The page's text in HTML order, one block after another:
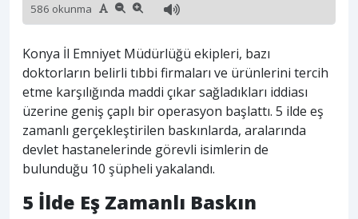
586 okunma
Konya İl Emniyet Müdürlüğü ekipleri, bazı
doktorların belirli tıbbi firmaları ve ürünlerini tercih
etme karşılığında maddi çıkar sağladıkları iddiası
üzerine geniş çaplı bir operasyon başlattı. 5 ilde eş
zamanlı gerçekleştirilen baskınlarda, aralarında
devlet hastanelerinde görevli isimlerin de
bulunduğu 10 şüpheli yakalandı.
5 İlde Eş Zamanlı Baskın